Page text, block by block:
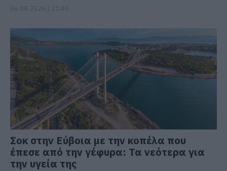
Σοκ στην Εύβοια με την κοπέλα που
έπεσε από την γέφυρα: Τα νεότερα για
την υγεία της